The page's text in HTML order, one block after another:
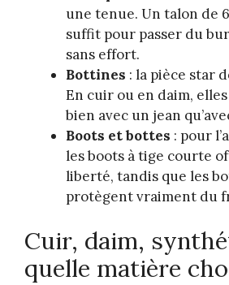
une tenue. Un talon de
suffit pour passer du
sans effort.
Bottines : la pièce star
En cuir ou en daim,
bien avec un jean
Boots et bottes : pour
les boots à tige courte
liberté, tandis que les
protègent vraiment du
Cuir, daim,
quelle matière